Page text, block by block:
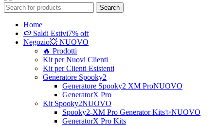
Search
Home
🍉 Saldi Estivi7% off
Negozio💥 NUOVO
🔥 Prodotti
Kit per Nuovi Clienti
Kit per Clienti Esistenti
Generatore Spooky2
Generatore Spooky2 XM ProNUOVO
GeneratorX Pro
Kit Spooky2NUOVO
Spooky2-XM Pro Generator Kits✨NUOVO
GeneratorX Pro Kits